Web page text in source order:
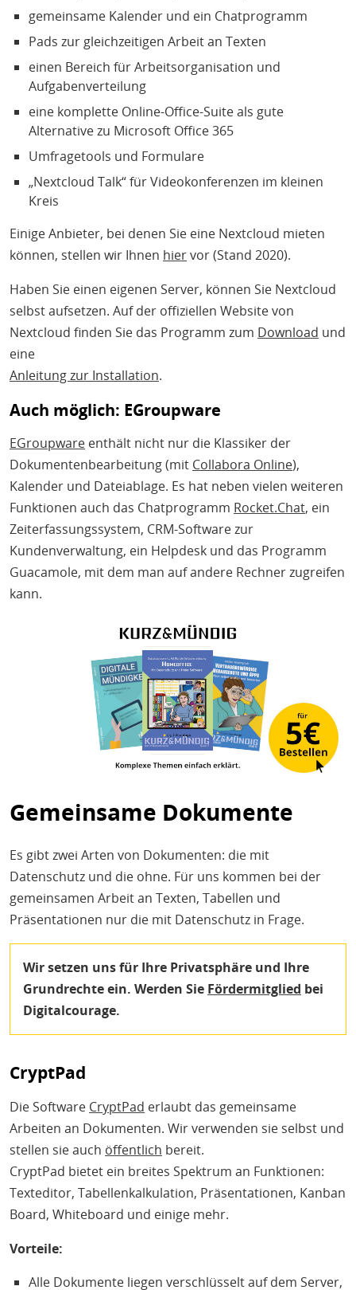
gemeinsame Kalender und ein Chatprogramm
Pads zur gleichzeitigen Arbeit an Texten
einen Bereich für Arbeitsorganisation und
Aufgabenverteilung
eine komplette Online-Office-Suite als gute
Alternative zu Microsoft Office 365
Umfragetools und Formulare
„Nextcloud Talk“ für Videokonferenzen im kleinen
Kreis
Einige Anbieter, bei denen Sie eine Nextcloud mieten
können, stellen wir Ihnen hiervor (Stand 2020).
Haben Sie einen eigenen Server, können Sie Nextcloud
selbst aufsetzen. Auf der offiziellen Website von
Nextcloud finden Sie das Programm zum Download und
eine
Anleitung zur Installation.
Auch möglich: EGroupware
EGroupware enthält nicht nur die Klassiker der
Dokumentenbearbeitung (mit Collabora Online),
Kalender und Dateiablage. Es hat neben vielen weiteren
Funktionen auch das Chatprogramm Rocket.Chat, ein
Zeiterfassungssystem, CRM-Software zur
Kundenverwaltung, ein Helpdesk und das Programm
Guacamole, mit dem man auf andere Rechner zugreifen
kann.
Gemeinsame Dokumente
Es gibt zwei Arten von Dokumenten: die mit
Datenschutz und die ohne. Für uns kommen bei der
gemeinsamen Arbeit an Texten, Tabellen und
Präsentationen nur die mit Datenschutz in Frage.
Wir setzen uns für Ihre Privatsphäre und Ihre
Grundrechte ein. Werden Sie Fördermitglied bei
Digitalcourage.
CryptPad
Die Software CryptPad erlaubt das gemeinsame
Arbeiten an Dokumenten. Wir verwenden sie selbst und
stellen sie auch öffentlich bereit.
CryptPad bietet ein breites Spektrum an Funktionen:
Texteditor, Tabellenkalkulation, Präsentationen, Kanban
Board, Whiteboard und einige mehr.
Vorteile:
Alle Dokumente liegen verschlüsselt auf dem Server,